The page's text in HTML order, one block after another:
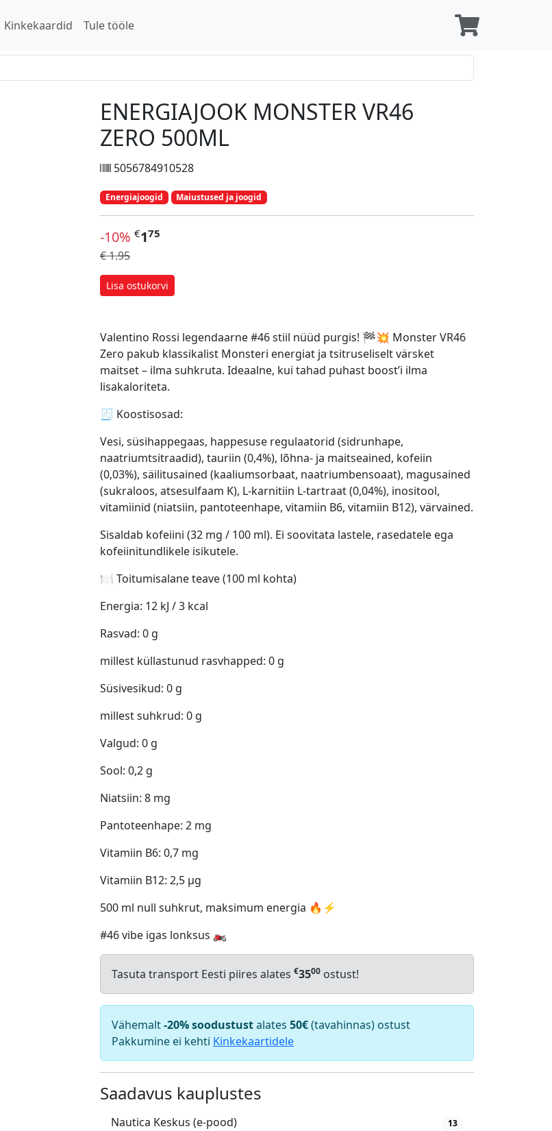
Kinkekaardid Tule tööle
ENERGIAJOOK MONSTER VR46
ZERO 500ML
5056784910528
Energiajoogid Maiustused ja joogid
-10% €175
€ 1.95
Lisa ostukorvi
Valentino Rossi legendaarne #46 stiil nüüd purgis! 🏁💥 Monster VR46
Zero pakub klassikalist Monsteri energiat ja tsitruseliselt värsket
maitset – ilma suhkruta. Ideaalne, kui tahad puhast boost’i ilma
lisakaloriteta.
🧾 Koostisosad:
Vesi, süsihappegaas, happesuse regulaatorid (sidrunhape,
naatriumtsitraadid), tauriin (0,4%), lõhna- ja maitseained, kofeiin
(0,03%), säilitusained (kaaliumsorbaat, naatriumbensoaat), magusained
(sukraloos, atsesulfaam K), L-karnitiin L-tartraat (0,04%), inositool,
vitamiinid (niatsiin, pantoteenhape, vitamiin B6, vitamiin B12), värvained.
Sisaldab kofeiini (32 mg / 100 ml). Ei soovitata lastele, rasedatele ega
kofeiinitundlikele isikutele.
🍽️ Toitumisalane teave (100 ml kohta)
Energia: 12 kJ / 3 kcal
Rasvad: 0 g
millest küllastunud rasvhapped: 0 g
Süsivesikud: 0 g
millest suhkrud: 0 g
Valgud: 0 g
Sool: 0,2 g
Niatsiin: 8 mg
Pantoteenhape: 2 mg
Vitamiin B6: 0,7 mg
Vitamiin B12: 2,5 µg
500 ml null suhkrut, maksimum energia 🔥⚡
#46 vibe igas lonksus 🏍️
Tasuta transport Eesti piires alates €3500 ostust!
Vähemalt-20% soodustustalates 50€(tavahinnas) ostust
Pakkumine ei kehti Kinkekaartidele
Saadavus kauplustes
Nautica Keskus (e-pood) 13